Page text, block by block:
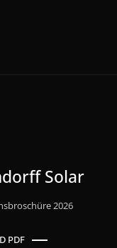
Solar
2026
PDF